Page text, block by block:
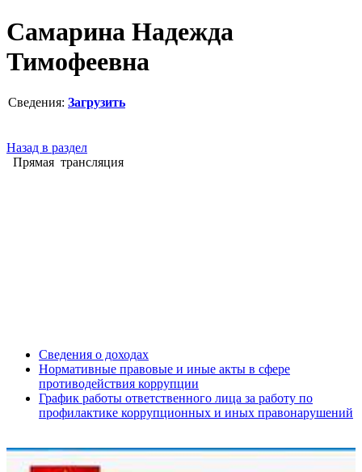
Самарина Надежда
Тимофеевна
Сведения: Загрузить
Назад в раздел
Прямая трансляция
Сведения о доходах
Нормативные правовые и иные акты в сфере
противодействия коррупции
График работы ответственного лица за работу по
профилактике коррупционных и иных правонарушений